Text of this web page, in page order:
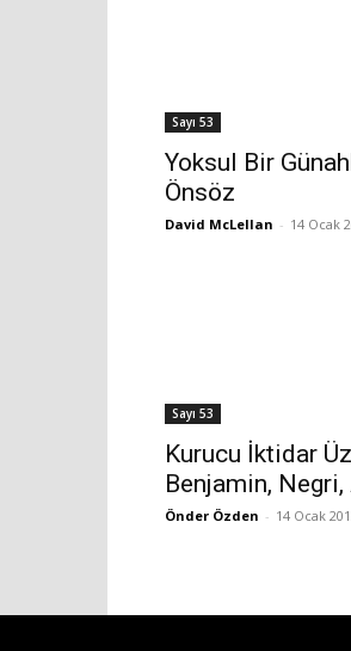
Sayı 53
Yoksul Bir
Önsöz
David McLellan - 14 Ocak
Sayı 53
Kurucu İktidar
Benjamin, Negri,
Önder Özden - 14 Ocak